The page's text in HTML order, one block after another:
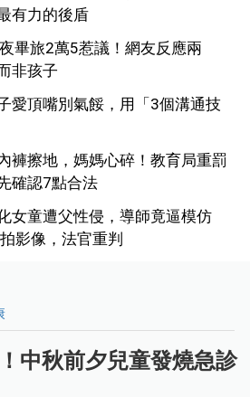
有力的後盾
畢旅2萬5惹議！網友反應兩
非孩子
愛頂嘴別氣餒，用「3個溝通技
褲擦地，媽媽心碎！教育局重罰
確認7點合法
女童遭父性侵，導師竟逼模仿
影像，法官重判
中秋前夕兒童發燒急診